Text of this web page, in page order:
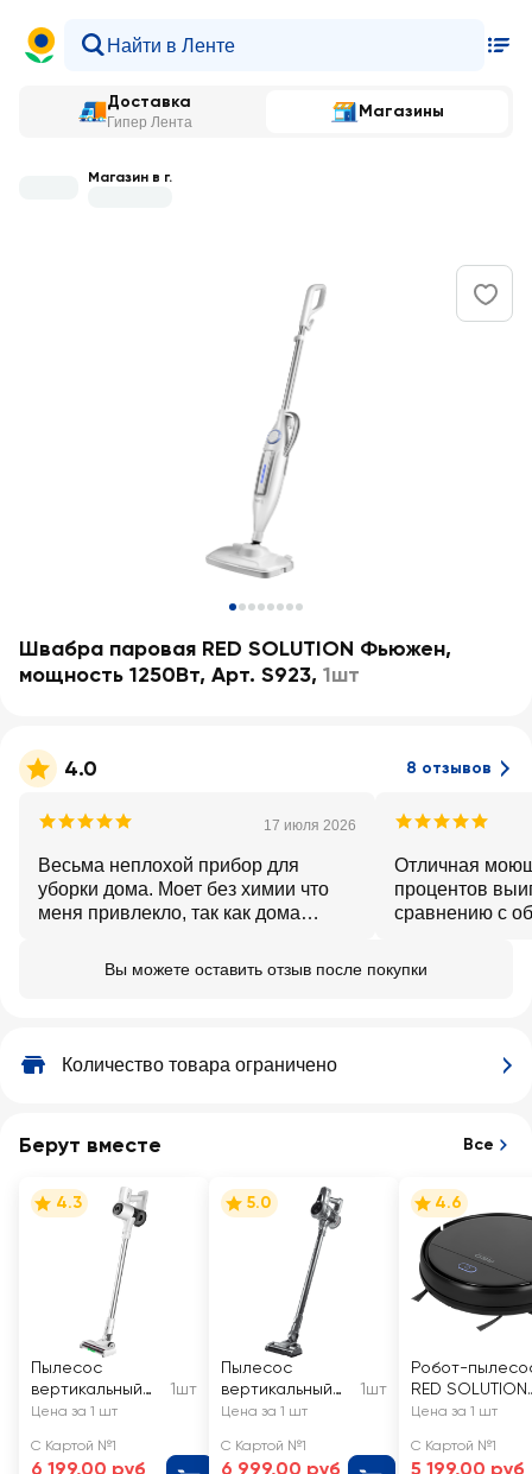
Доставка
Гипер Лента
Магазины
Магазин в г.
Швабра паровая RED SOLUTION Фьюжен,
мощность 1250Вт, Арт. S923, 1шт
4.0 8 отзывов
17 июля 2026
Весьма неплохой прибор для
уборки дома. Моет без химии что
меня привлекло, так как дома
линолеум и кафель. Довольно
покупкой довольны.
Отличная
процентов
сравнению с
хорошо
приходится
качественная.
Вы можете оставить отзыв после покупки
Количество товара ограничено
Берут вместе Все
4.3
Пылесос
вертикальный
RED SOLUTION
Арт. V375
1шт
Цена за 1 шт
С Картой №1
6 199,00 руб
5.0
Пылесос
вертикальный
РЕДМОНД
уборка,
1шт
Цена за 1 шт
С Картой №1
6 999,00 руб
4.6
Робот-
RED SOLUTION
мощность 18Вт,
Цена за 1 шт
С Картой №1
5 199,00 руб